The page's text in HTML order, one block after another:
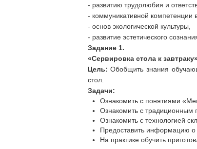
- развитию трудолюбия и
- коммуникативной компетенции
- основ экологической культуры,
- развитие эстетического
Задание 1.
«Сервировка стола к
Цель:Обобщить знания
стол.
Задачи:
Ознакомить с понятиями
Ознакомить с традиционным
Ознакомить с технологией
Предоставить информацию о
На практике обучить